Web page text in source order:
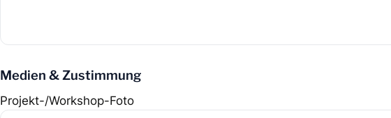
Medien & Zustimmung
Projekt-/Workshop-Foto